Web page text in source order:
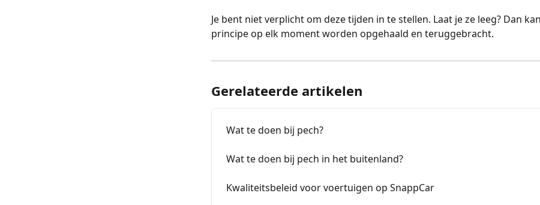
Je bent niet verplicht om deze tijden in te stellen. Laat je ze leeg? Dan
principe op elk moment worden opgehaald en teruggebracht.
Gerelateerde artikelen
Wat te doen bij pech?
Wat te doen bij pech in het buitenland?
Kwaliteitsbeleid voor voertuigen op SnappCar